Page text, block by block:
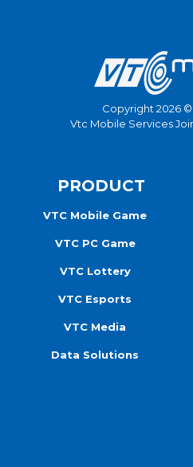
Copyright 2026 ©
Vtc Mobile Services
PRODUCT
VTC Mobile Game
VTC PC Game
VTC Lottery
VTC Esports
VTC Media
Data Solutions